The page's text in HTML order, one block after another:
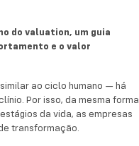
características de
os marcadores
vida corporativo; os
timing do ciclo varia
específicos
do valuation, um guia
e o valor
ao ciclo humano — há
Por isso, da mesma forma
da vida, as empresas
transformação.